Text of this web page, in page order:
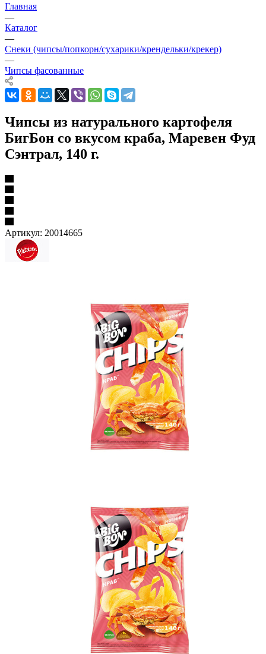
Главная
—
Каталог
—
Снеки (чипсы/попкорн/сухарики/крендельки/крекер)
—
Чипсы фасованные
Чипсы из натурального картофеля
БигБон со вкусом краба, Маревен Фуд
Сэнтрал, 140 г.
Артикул: 20014665